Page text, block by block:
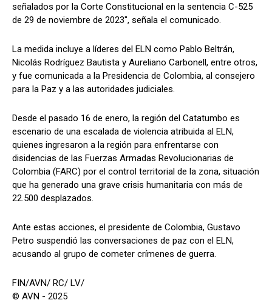
señalados por la Corte Constitucional en la sentencia C-525
de 29 de noviembre de 2023", señala el comunicado.
La medida incluye a líderes del ELN como Pablo Beltrán,
Nicolás Rodríguez Bautista y Aureliano Carbonell, entre otros,
y fue comunicada a la Presidencia de Colombia, al consejero
para la Paz y a las autoridades judiciales.
Desde el pasado 16 de enero, la región del Catatumbo es
escenario de una escalada de violencia atribuida al ELN,
quienes ingresaron a la región para enfrentarse con
disidencias de las Fuerzas Armadas Revolucionarias de
Colombia (FARC) por el control territorial de la zona, situación
que ha generado una grave crisis humanitaria con más de
22.500 desplazados.
Ante estas acciones, el presidente de Colombia, Gustavo
Petro suspendió las conversaciones de paz con el ELN,
acusando al grupo de cometer crímenes de guerra.
FIN/AVN/ RC/ LV/
© AVN - 2025